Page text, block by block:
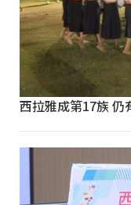
西拉雅成第17族 仍